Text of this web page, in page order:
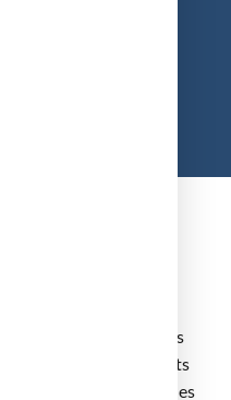
1991 va acordar
de Reial
Catalunya.
per votació entre els
120 acadèmics
corresponents
Acull metges i, des